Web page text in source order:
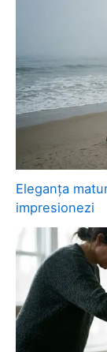
Eleganța
impresionezi